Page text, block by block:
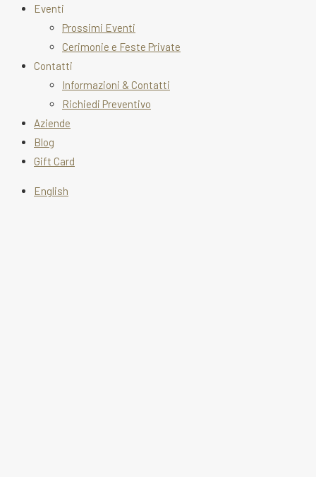
Eventi
Prossimi Eventi
Cerimonie e Feste Private
Contatti
Informazioni & Contatti
Richiedi Preventivo
Aziende
Blog
Gift Card
English